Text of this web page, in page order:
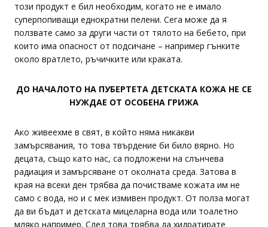
този продукт е бил необходим, когато не е имало
суперпопиващи еднократни пелени. Сега може да я
ползвате само за други части от тялото на бебето, при
които има опасност от подсичане – например гънките
около вратлето, ръчичките или краката.
ДО НАЧАЛОТО НА ПУБЕРТЕТА ДЕТСКАТА КОЖА НЕ СЕ
НУЖДАЕ ОТ ОСОБЕНА ГРИЖА
Ако живеехме в свят, в който няма никакви
замърсявания, то това твърдение би било вярно. Но
децата, също като нас, са подложени на слънчева
радиация и замърсяване от околната среда. Затова в
края на всеки ден трябва да почистваме кожата им не
само с вода, но и с мек измивен продукт. От полза могат
да ви бъдат и детската мицеларна вода или тоалетно
мляко например. След това трябва да хидратирате